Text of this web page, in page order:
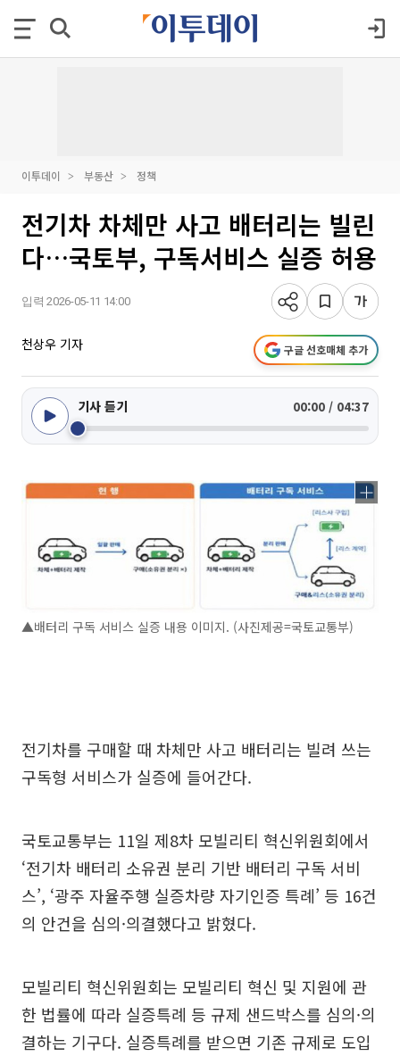
이투데이 부동산 정책
전기차 차체만 사고 배터리는 빌린
다…국토부, 구독서비스 실증 허용
입력 2026-05-11 14:00
천상우 기자 구글 선호매체 추가
기사 듣기 00:00 / 04:37
▲배터리 구독 서비스 실증 내용 이미지. (사진제공=국토교통부)
전기차를 구매할 때 차체만 사고 배터리는 빌려 쓰는
구독형 서비스가 실증에 들어간다.
국토교통부는 11일 제8차 모빌리티 혁신위원회에서
‘전기차 배터리 소유권 분리 기반 배터리 구독 서비
스’, ‘광주 자율주행 실증차량 자기인증 특례’ 등 16건
의 안건을 심의·의결했다고 밝혔다.
모빌리티 혁신위원회는 모빌리티 혁신 및 지원에 관
한 법률에 따라 실증특례 등 규제 샌드박스를 심의·의
결하는 기구다. 실증특례를 받으면 기존 규제로 도입